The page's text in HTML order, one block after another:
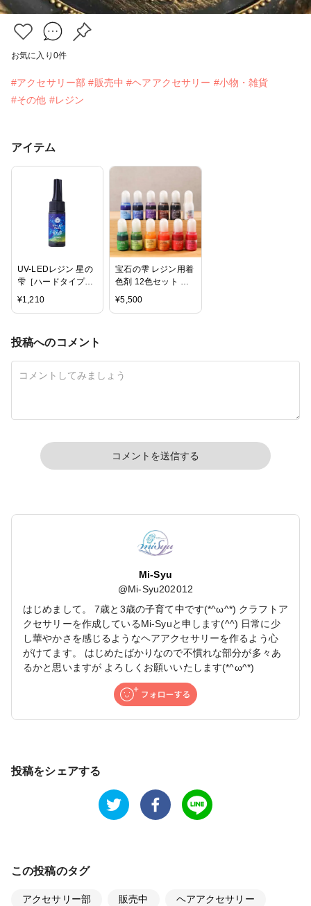
お気に入り 0件
#アクセサリー部 #販売中 #ヘアアクセサリー #小物・雑貨
#その他 #レジン
アイテム
UV-LEDレジン 星の
雫［ハードタイプ］
25ｇ
¥1,210
宝石の雫 レジン用着
色剤 12色セット パ
ジコ
¥5,500
投稿へのコメント
コメントを送信する
Mi-Syu
@Mi-Syu202012
はじめまして。 7歳と3歳の子育て中です(*^ω^*) クラフトア
クセサリーを作成しているMi-Syuと申します(^^) 日常に少
し華やかさを感じるようなヘアアクセサリーを作るよう心
がけてます。 はじめたばかりなので不慣れな部分が多々あ
るかと思いますが よろしくお願いいたします(*^ω^*)
投稿をシェアする
この投稿のタグ
アクセサリー部 販売中 ヘアアクセサリー